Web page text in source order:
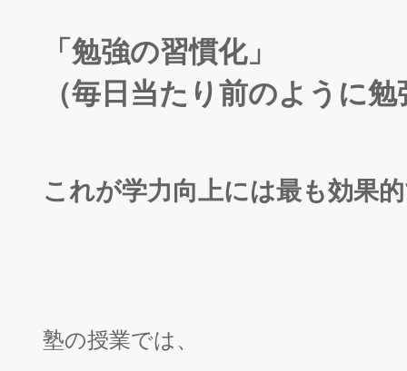
「勉強の習慣化」
（毎日当たり前のように
これが学力向上には最も効果
塾の授業では、